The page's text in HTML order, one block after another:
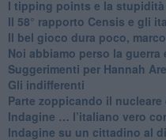
I tipping points e la stupidità
​Il 58° rapporto Censis e gli
​Il bel gioco dura poco,
Noi abbiamo perso la guerra
Suggerimenti per Hannah
​Gli indifferenti
Parte zoppicando il nucleare
​Indagine … l’italiano vero
Indagine su un cittadino al